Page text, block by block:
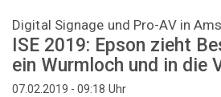
Digital Signage und Pro-AV in
ISE 2019: Epson zieht
ein Wurmloch und in die
07.02.2019 - 09:18 Uhr